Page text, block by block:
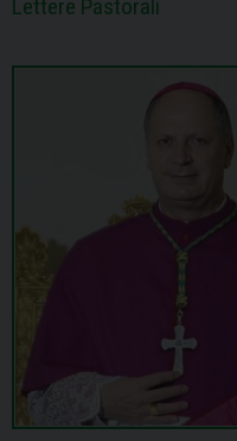
Lettere Pastorali